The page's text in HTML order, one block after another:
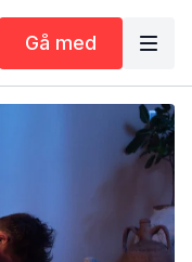
Gå med